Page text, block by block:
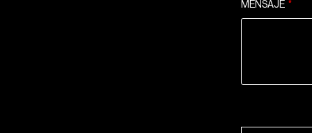
MENSAJE